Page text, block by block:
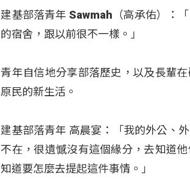
建基部落青年 Sawmah（高承佑）：
的宿舍，跟以前很不一樣。」
青年自信地分享部落歷史，以及長輩
原民的新生活。
建基部落青年 高晨宴：「我的外公、
不在，很遺憾沒有這個緣分，去知道
知道要怎麼去提起這件事情。」